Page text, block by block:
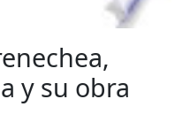
y su obra